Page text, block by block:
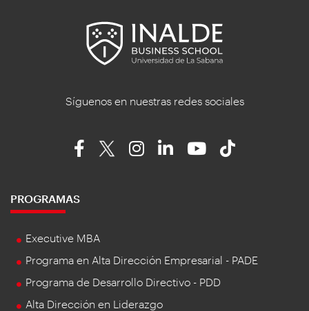
Síguenos en nuestras redes sociales
PROGRAMAS
Executive MBA
Programa en Alta Dirección Empresarial - PADE
Programa de Desarrollo Directivo - PDD
Alta Dirección en Liderazgo